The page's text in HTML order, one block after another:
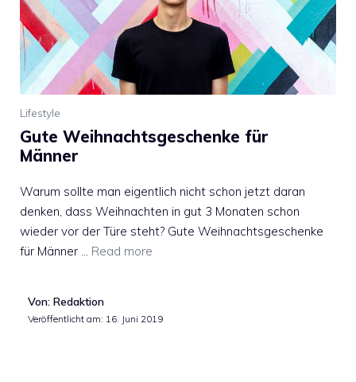
Lifestyle
Gute Weihnachtsgeschenke für
Männer
Warum sollte man eigentlich nicht schon jetzt daran
denken, dass Weihnachten in gut 3 Monaten schon
wieder vor der Türe steht? Gute Weihnachtsgeschenke
für Männer … Read more
Von: Redaktion
Veröffentlicht am: 16. Juni 2019